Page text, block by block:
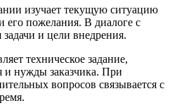
изучает текущую ситуацию
его пожелания. В диалоге с
задачи и цели внедрения.
техническое задание,
и нужды заказчика. При
вопросов связывается с